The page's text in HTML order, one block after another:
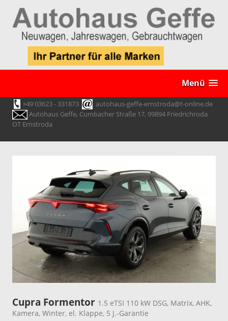
Menü
+49 03623 - 331873
autohaus-geffe-ernstroda@t-online.de
Autohaus Geffe, Cumbacher Straße 17, 99894 Friedrichroda
OT Ernstroda
Cupra Formentor 1.5 eTSI 110 kW DSG, Matrix, AHK,
Kamera, Winter, el. Klappe, 5 J.-Garantie